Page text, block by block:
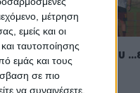
μέτρηση
εμείς και οι
ταυτοποίησης
εμάς και τους
σε πιο
να συναινέσετε.
Αετός Καλλιφωνίου
2026, 1:47 μμ